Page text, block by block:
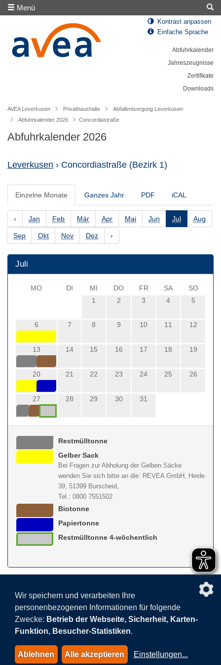
Menü
Kontrast anpassen
Einfache Sprache
Abfuhrkalender
Jahreszeugnisse
Zertifikate
Downloads
AVEA Leverkusen Privathaushalte
Abfallentsorgung Leverkusen
Abfuhrkalender 2026
Concordiastraße
Abfuhrkalender 2026
Leverkusen › Concordiastraße (Bezirk 1)
Einzelne Monate Ganzes Jahr PDF iCAL
‹ Jan Feb Mär Apr Mai Jun Jul Aug
Sep Okt Nov Dez ›
Juli
MO DI MI DO FR SA
SO
1
2 3 4 5
6 7 8 9 10 11 12
13 14 15 16 17 18 19
20 21 22 23 24 25 26
27 28 29 30 31
Restmülltonne
Gelber Sack
Bei Fragen zur Abholung der Gelben Säcke
wenden Sie sich bitte an die: REVEA GmbH, Heide
39, 51399 Burscheid,
Tel.: 0800 7551502
Biotonne
Papiertonne
Restmülltonne 4-wöchentlich
nach
Impressum
© 2015-2026 AVEA GmbH & Co. KG
Wir speichern und verarbeiten Ihre
personenbezogenen Informationen für folgende
Zwecke: Betrieb der Webseite, Sicherheit, Karten-
Funktion, Besucher-Statistiken.
Ablehnen Alle akzeptieren Einstellungen...